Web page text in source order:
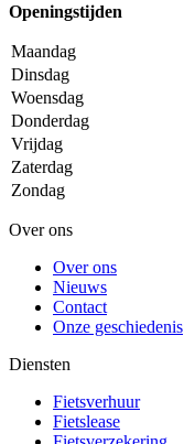
Openingstijden
Maandag
Dinsdag
Woensdag
Donderdag
Vrijdag
Zaterdag
Zondag
Over ons
Over ons
Nieuws
Contact
Onze geschiedenis
Diensten
Fietsverhuur
Fietslease